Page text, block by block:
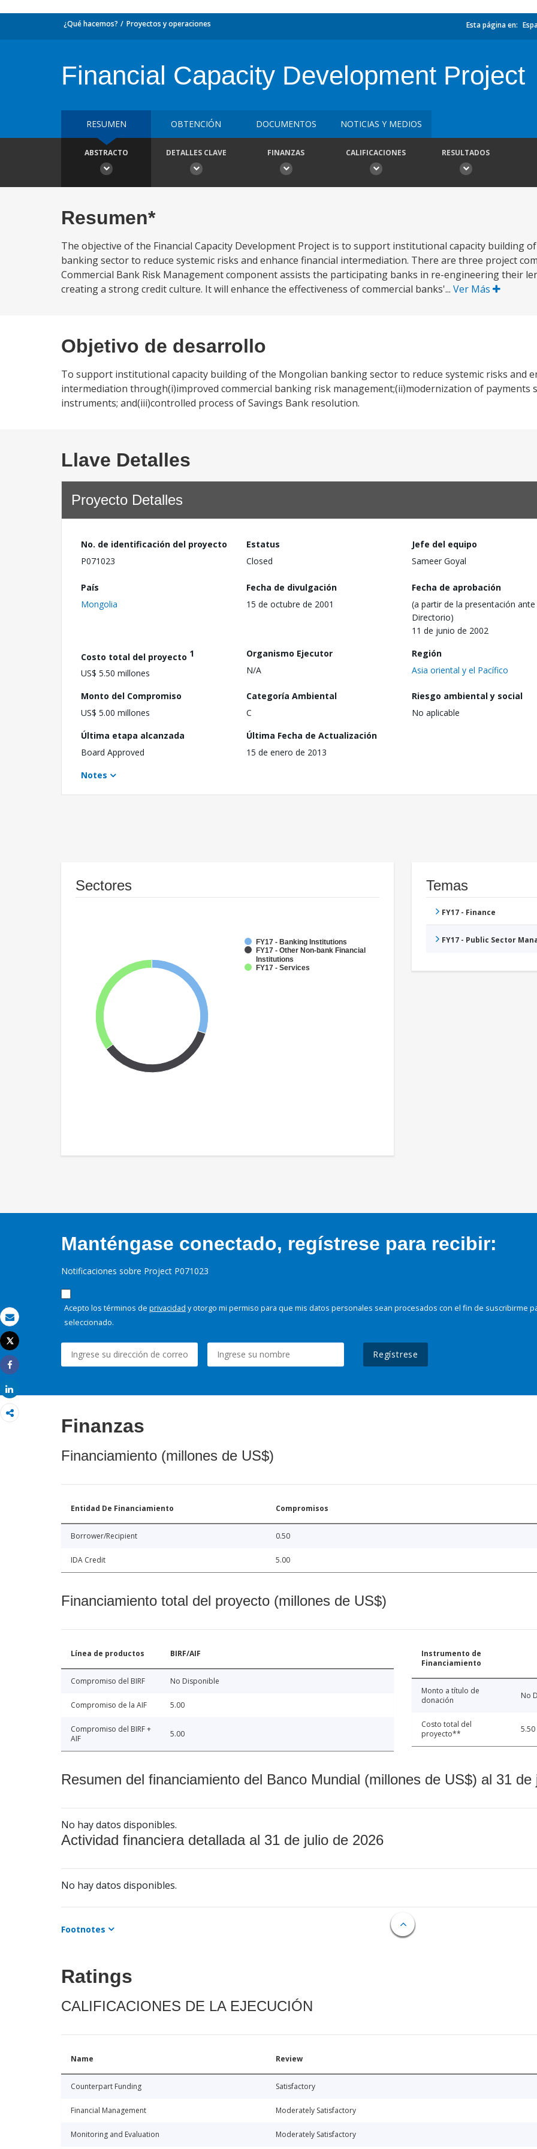
Correo electrónico
Imprimir
Tweet
Share
¿Qué hacemos? Proyectos y operaciones Esta página en:
Financial Capacity Development Project
RESUMEN OBTENCIÓN DOCUMENTOS NOTICIAS Y MEDIOS
ABSTRACTO DETALLES CLAVE FINANZAS CALIFICACIONES RESULTADOS
Resumen*
The objective of the Financial Capacity Development Project is to support institutional capacity building
banking sector to reduce systemic risks and enhance financial intermediation. There are three project
Commercial Bank Risk Management component assists the participating banks in re-engineering their
creating a strong credit culture. It will enhance the effectiveness of commercial banks'... Ver Más
Objetivo de desarrollo
To support institutional capacity building of the Mongolian banking sector to reduce systemic risks and
intermediation through(i)improved commercial banking risk management;(ii)modernization of payments
instruments; and(iii)controlled process of Savings Bank resolution.
Llave Detalles
Proyecto Detalles
No. de identificación del proyecto
P071023
Estatus
Closed
Jefe del equipo
Sameer Goyal
País
Mongolia
Fecha de divulgación
15 de octubre de 2001
Fecha de aprobación
(a partir de la presentación ante
Directorio)
11 de junio de 2002
Costo total del proyecto 1
US$ 5.50 millones
Organismo Ejecutor
N/A
Región
Asia oriental y el Pacífico
Monto del Compromiso
US$ 5.00 millones
Categoría Ambiental
C
Riesgo ambiental y social
No aplicable
Última etapa alcanzada
Board Approved
Última Fecha de Actualización
15 de enero de 2013
Notes
Sectores
FY17 - Banking Institutions
FY17 - Other Non-bank Financial
Institutions
FY17 - Services
Temas
FY17 - Finance
FY17 - Public Sector
Manténgase conectado, regístrese para recibir:
Notificaciones sobre Project P071023
Acepto los términos de privacidad y otorgo mi permiso para que mis datos personales sean procesados con el fin de suscribirme
seleccionado.
Regístrese
Finanzas
Financiamiento (millones de US$)
Entidad De Financiamiento Compromisos
Borrower/Recipient 0.50
IDA Credit 5.00
Financiamiento total del proyecto (millones de US$)
Línea de productos BIRF/AIF
Compromiso del BIRF No Disponible
Compromiso de la AIF 5.00
Compromiso del BIRF +
AIF
5.00
Instrumento de
Financiamiento
Monto a título de
donación
No
Costo total del
proyecto**
5.50
Resumen del financiamiento del Banco Mundial (millones de US$) al 31 de
No hay datos disponibles.
Actividad financiera detallada al 31 de julio de 2026
No hay datos disponibles.
Footnotes
Ratings
CALIFICACIONES DE LA EJECUCIÓN
Name Review
Counterpart Funding Satisfactory
Financial Management Moderately Satisfactory
Monitoring and Evaluation Moderately Satisfactory